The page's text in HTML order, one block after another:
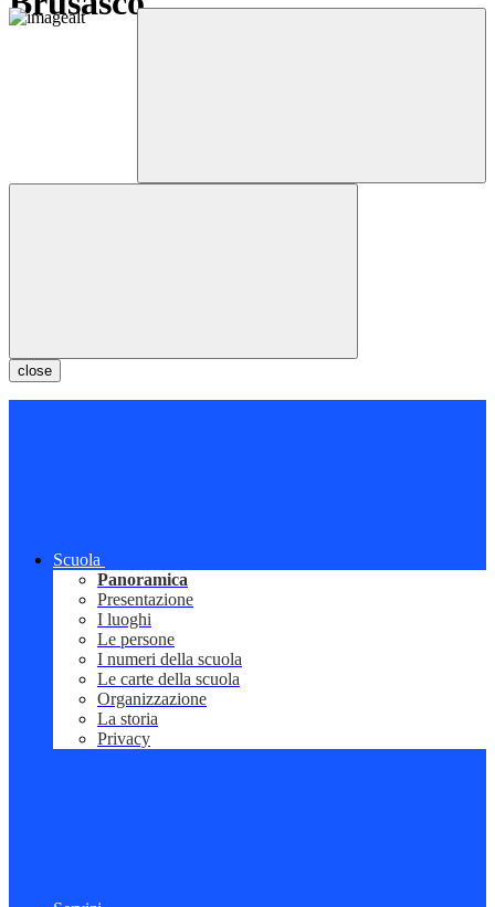
close
Scuola
Panoramica
Presentazione
I luoghi
Le persone
I numeri della scuola
Le carte della scuola
Organizzazione
La storia
Privacy